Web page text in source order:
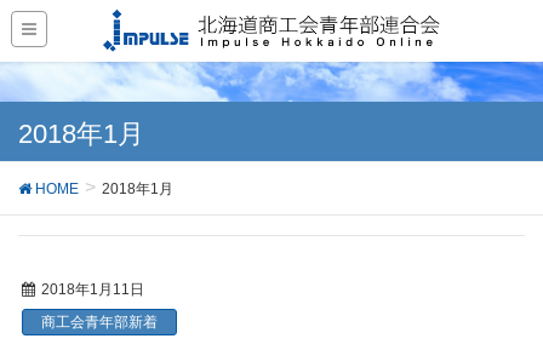
2018年1月
HOME 2018年1月
2018年1月11日
商工会青年部新着